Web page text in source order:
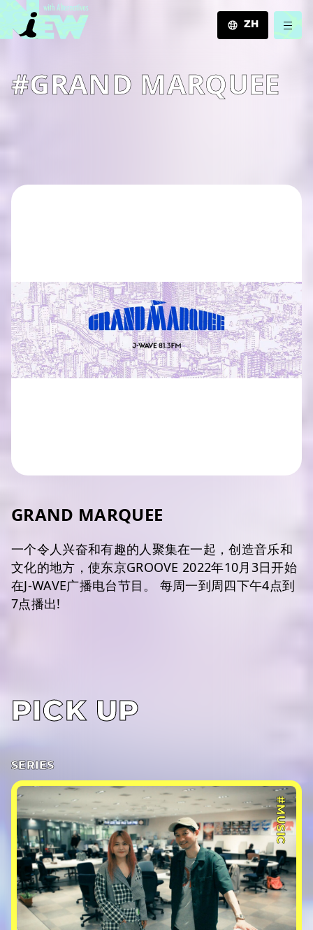
ZH
EN
ZH
#GRAND MARQUEE
GRAND MARQUEE
一个令人兴奋和有趣的人聚集在一起，创造音乐和
文化的地方，使东京GROOVE 2022年10月3日开始
在J-WAVE广播电台节目。 每周一到周四下午4点到
7点播出!
PICK UP
SERIES
#MUSIC